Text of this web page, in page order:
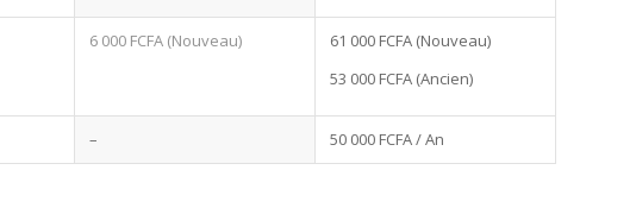
6 000 FCFA (Nouveau)
61 000 FCFA (Nouveau)
53 000 FCFA (Ancien)
– 50 000 FCFA / An